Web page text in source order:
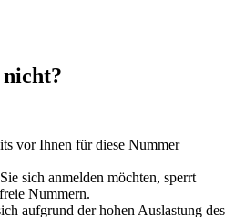
vor Ihnen für diese Nummer
sich anmelden möchten, sperrt
Nummern.
aufgrund der hohen Auslastung des